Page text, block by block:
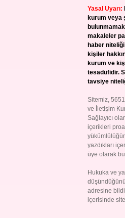
Yasal Uyarı:
kurum veya
makaleler
haber
kişiler
kurum ve
tesadüfidir.
tavsiye
Sitemiz,
ve İletişim
Sağlayıcı
içerikleri
yazdıkları
üye olarak
Hukuka ve
adresine
içerisinde